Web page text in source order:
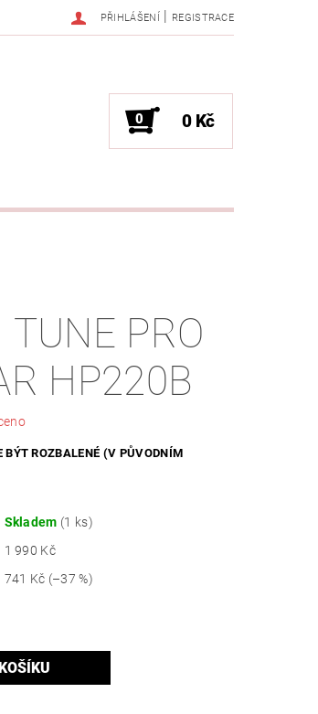
PŘIHLÁŠENÍ | REGISTRACE
0 0 Kč
VYSTOUPENÍ
/ NOTEBOOKY
TUNE PRO
HP220B
BÝT ROZBALENÉ (V PŮVODNÍM
Skladem (1 ks)
1 990 Kč
741 Kč (–37 %)